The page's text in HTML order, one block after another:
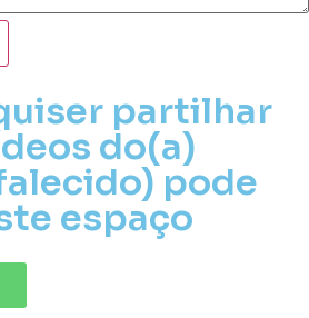
partilhar
do(a)
pode
espaço